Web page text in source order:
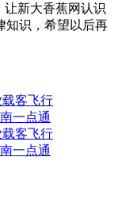
让新大香蕉网认识
识，希望以后再
载客飞行
一点通
载客飞行
一点通